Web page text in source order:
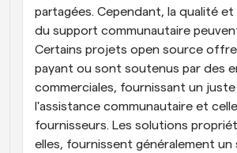
partagées. Cependant, la qualité
du support communautaire
Certains projets open source
payant ou sont soutenus par des
commerciales, fournissant un
l'assistance communautaire et
fournisseurs. Les solutions
elles, fournissent généralement